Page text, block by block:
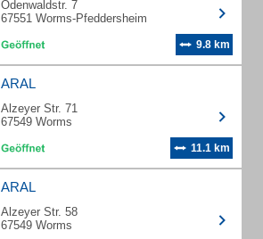
Odenwaldstr. 7
67551 Worms-Pfeddersheim
9.8 km
ARAL
Alzeyer Str. 71
67549 Worms
11.1 km
ARAL
Alzeyer Str. 58
67549 Worms